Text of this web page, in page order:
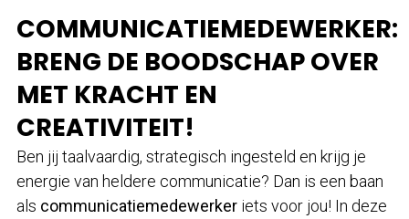
COMMUNICATIEMEDEWERKER:
BRENG DE BOODSCHAP OVER
MET KRACHT EN
CREATIVITEIT!
Ben jij taalvaardig, strategisch ingesteld en krijg je
energie van heldere communicatie? Dan is een baan
als communicatiemedewerker iets voor jou! In deze